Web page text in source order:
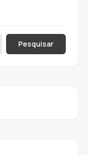
Pesquisar